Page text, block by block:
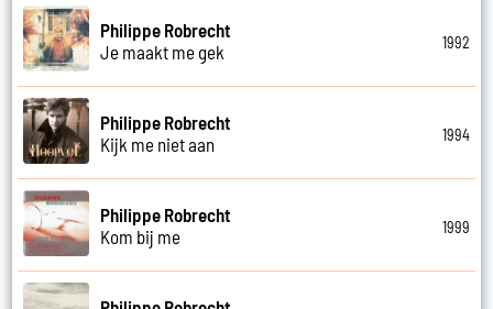
Philippe Robrecht
Je maakt me gek
1992
Philippe Robrecht
Kijk me niet aan
1994
Philippe Robrecht
Kom bij me
1999